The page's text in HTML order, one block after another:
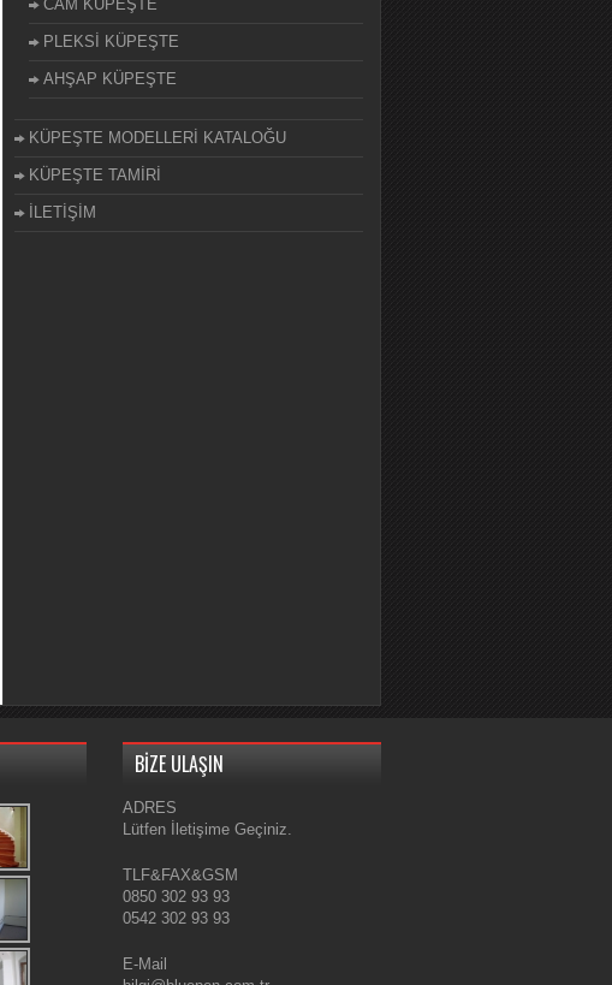
CAM KÜPEŞTE
PLEKSİ KÜPEŞTE
AHŞAP KÜPEŞTE
KÜPEŞTE MODELLERİ KATALOĞU
KÜPEŞTE TAMİRİ
İLETİŞİM
BİZE ULAŞIN
ADRES
Lütfen İletişime Geçiniz.
TLF&FAX&GSM
0850 302 93 93
0542 302 93 93
E-Mail